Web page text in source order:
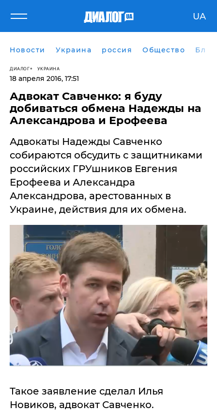
UA
Новости Украина россия Общество
ДИАЛОГ УКРАИНА
18 апреля 2016, 17:51
Адвокат Савченко: я буду
добиваться обмена Надежды на
Александрова и Ерофеева
Адвокаты Надежды Савченко
собираются обсудить с защитниками
российских ГРУшников Евгения
Ерофеева и Александра
Александрова, арестованных в
Украине, действия для их обмена.
Такое заявление сделал Илья
Новиков, адвокат Савченко.